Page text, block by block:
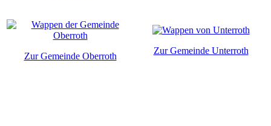
Zur Gemeinde Oberroth
Zur Gemeinde Unterroth